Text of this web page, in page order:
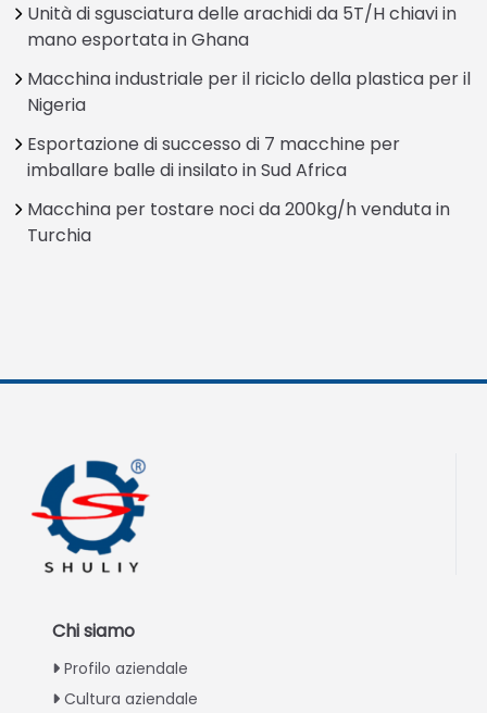
Unità di sgusciatura delle arachidi da 5T/H chiavi in
mano esportata in Ghana
Macchina industriale per il riciclo della plastica per il
Nigeria
Esportazione di successo di 7 macchine per
imballare balle di insilato in Sud Africa
Macchina per tostare noci da 200kg/h venduta in
Turchia
Chi siamo
Profilo aziendale
Cultura aziendale